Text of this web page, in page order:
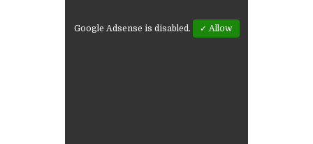
Google Adsense is disabled. ✓ Allow